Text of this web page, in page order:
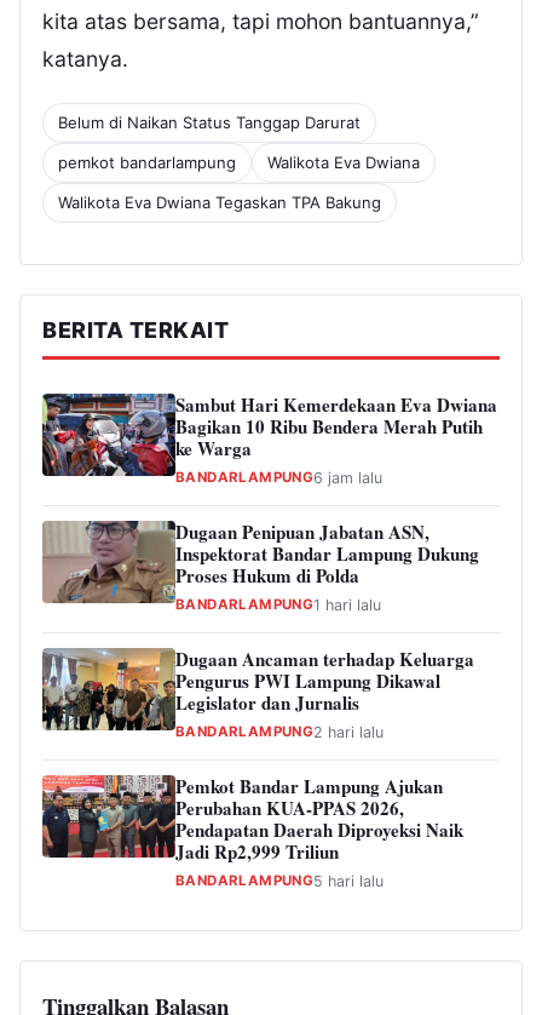
kita atas bersama, tapi mohon bantuannya,”
katanya.
Belum di Naikan Status Tanggap Darurat
pemkot bandarlampung Walikota Eva Dwiana
Walikota Eva Dwiana Tegaskan TPA Bakung
BERITA TERKAIT
Sambut Hari Kemerdekaan Eva Dwiana
Bagikan 10 Ribu Bendera Merah Putih
ke Warga
BANDARLAMPUNG6 jam lalu
Dugaan Penipuan Jabatan ASN,
Inspektorat Bandar Lampung Dukung
Proses Hukum di Polda
BANDARLAMPUNG1 hari lalu
Dugaan Ancaman terhadap Keluarga
Pengurus PWI Lampung Dikawal
Legislator dan Jurnalis
BANDARLAMPUNG2 hari lalu
Pemkot Bandar Lampung Ajukan
Perubahan KUA-PPAS 2026,
Pendapatan Daerah Diproyeksi Naik
Jadi Rp2,999 Triliun
BANDARLAMPUNG5 hari lalu
Tinggalkan Balasan